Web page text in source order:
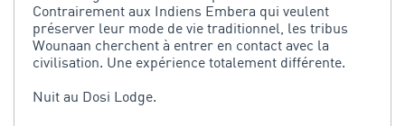
Contrairement aux Indiens Embera qui veulent
préserver leur mode de vie traditionnel, les tribus
Wounaan cherchent à entrer en contact avec la
civilisation. Une expérience totalement différente.
Nuit au Dosi Lodge.